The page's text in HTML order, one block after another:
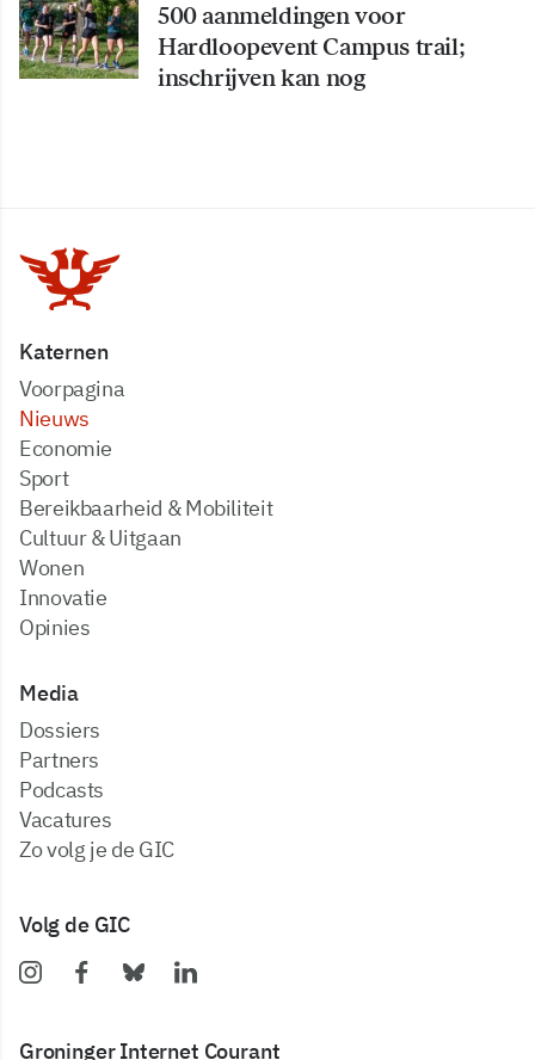
500 aanmeldingen voor
Hardloopevent Campus trail;
inschrijven kan nog
Katernen
Voorpagina
Nieuws
Economie
Sport
Bereikbaarheid & Mobiliteit
Cultuur & Uitgaan
Wonen
Innovatie
Opinies
Media
dossiers
partners
podcasts
vacatures
zo volg je de GIC
Volg de GIC
Groninger Internet Courant